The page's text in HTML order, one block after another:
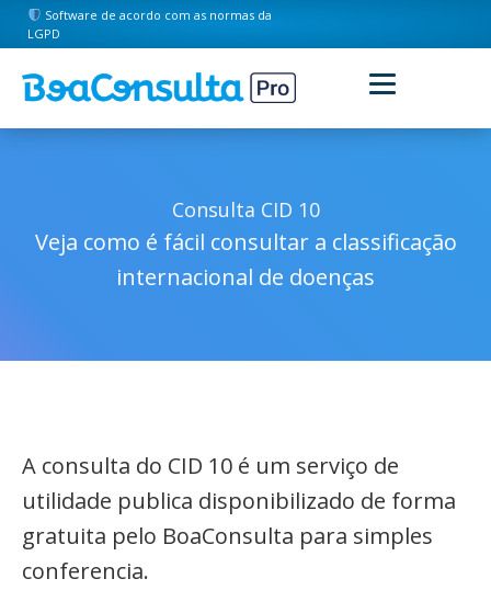
Software de acordo com as normas da
LGPD
Consulta CID 10
Veja como é fácil consultar a classificação
internacional de doenças
A consulta do CID 10 é um serviço de
utilidade publica disponibilizado de forma
gratuita pelo BoaConsulta para simples
conferencia.